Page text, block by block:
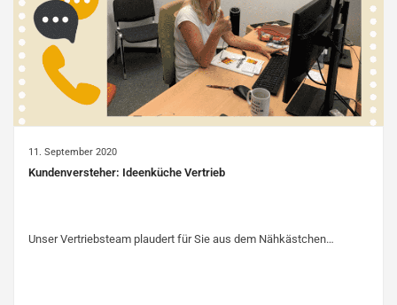
11. September 2020
Kundenversteher: Ideenküche Vertrieb
Unser Vertriebsteam plaudert für Sie aus dem Nähkästchen…